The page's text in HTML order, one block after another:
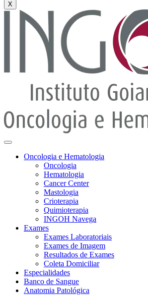
X
Oncologia e Hematologia
Oncologia
Hematologia
Cancer Center
Mastologia
Crioterapia
Quimioterapia
INGOH Navega
Exames
Exames Laboratoriais
Exames de Imagem
Resultados de Exames
Coleta Domiciliar
Especialidades
Banco de Sangue
Anatomia Patológica